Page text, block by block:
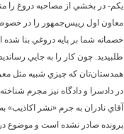
يکم- در بخشي از مصاحبه دروغ را
معاون اول رييس‌جمهور را در خصوص
خصمانه شما بر پايه دروغي بنا
طلبيديد. چون کار را به جايي
همدستان‌تان که چيزي شبيه مثل
در دادسرا و دادگاه نيز مجرم
پرونده صادر نشده است و موضوع در